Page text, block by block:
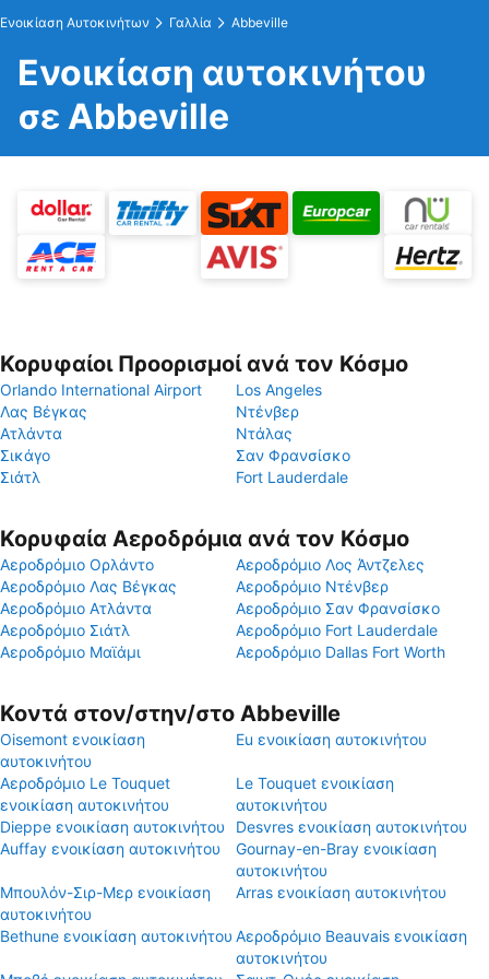
Ενοικίαση Αυτοκινήτων Γαλλία Abbeville
Ενοικίαση αυτοκινήτου
σε Abbeville
Κορυφαίοι Προορισμοί ανά τον Κόσμο
Orlando International Airport
Los Angeles
Λας Βέγκας
Ντένβερ
Ατλάντα
Ντάλας
Σικάγο
Σαν Φρανσίσκο
Σιάτλ
Fort Lauderdale
Κορυφαία Αεροδρόμια ανά τον Κόσμο
Αεροδρόμιο Ορλάντο
Αεροδρόμιο Λος Άντζελες
Αεροδρόμιο Λας Βέγκας
Αεροδρόμιο Ντένβερ
Αεροδρόμιο Ατλάντα
Αεροδρόμιο Σαν Φρανσίσκο
Αεροδρόμιο Σιάτλ
Αεροδρόμιο Fort Lauderdale
Αεροδρόμιο Μαϊάμι
Αεροδρόμιο Dallas Fort Worth
Κοντά στον/στην/στο Abbeville
Oisemont ενοικίαση
αυτοκινήτου
Eu ενοικίαση αυτοκινήτου
Αεροδρόμιο Le Touquet
ενοικίαση αυτοκινήτου
Le Touquet ενοικίαση
αυτοκινήτου
Dieppe ενοικίαση αυτοκινήτου
Desvres ενοικίαση αυτοκινήτου
Auffay ενοικίαση αυτοκινήτου
Gournay-en-Bray ενοικίαση
αυτοκινήτου
Μπουλόν-Σιρ-Μερ ενοικίαση
αυτοκινήτου
Arras ενοικίαση αυτοκινήτου
Bethune ενοικίαση αυτοκινήτου Αεροδρόμιο Beauvais ενοικίαση
αυτοκινήτου